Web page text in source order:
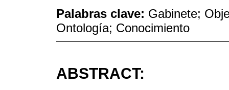
Palabras clave: Gabinete;
Ontología; Conocimiento
ABSTRACT: